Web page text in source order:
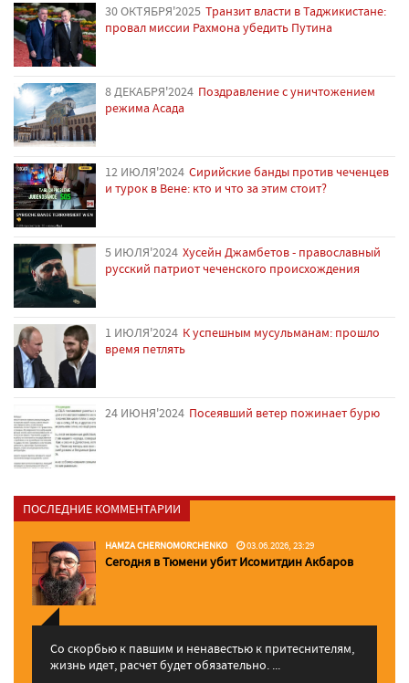
30 ОКТЯБРЯ'2025 Транзит власти в Таджикистане:
провал миссии Рахмона убедить Путина
8 ДЕКАБРЯ'2024 Поздравление с уничтожением
режима Асада
12 ИЮЛЯ'2024 Сирийские банды против чеченцев
и турок в Вене: кто и что за этим стоит?
5 ИЮЛЯ'2024 Хусейн Джамбетов - православный
русский патриот чеченского происхождения
1 ИЮЛЯ'2024 К успешным мусульманам: прошло
время петлять
24 ИЮНЯ'2024 Посеявший ветер пожинает бурю
ПОСЛЕДНИЕ КОММЕНТАРИИ
HAMZA CHERNOMORCHENKO 03.06.2026, 23:29
Сегодня в Тюмени убит Исомитдин Акбаров
Со скорбью к павшим и ненавестью к притеснителям,
жизнь идет, расчет будет обязательно. ...